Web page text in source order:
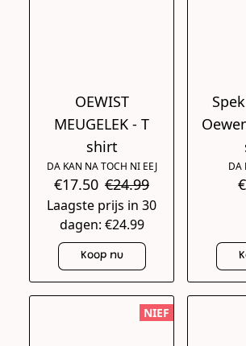
OEWIST
MEUGELEK - T
shirt
DA KAN NA TOCH NI EEJ
€17.50 €24.99
Laagste prijs in 30
dagen: €24.99
Koop nu
DA
NIEF